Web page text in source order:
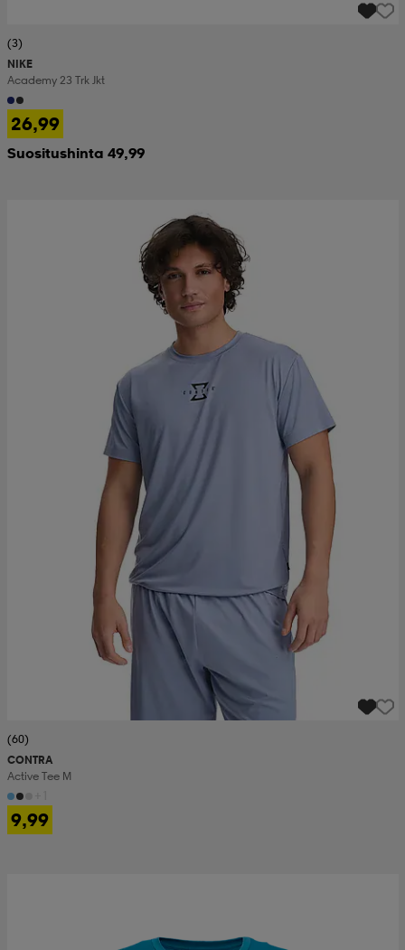
(3)
NIKE
Academy 23 Trk Jkt
26,99
Suositushinta 49,99
(60)
CONTRA
Active Tee M
9,99